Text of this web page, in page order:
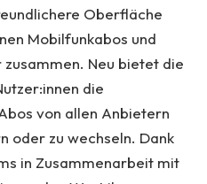
Oberfläche
Mobilfunkabos und
Neu bietet die
die
von allen Anbietern
oder zu wechseln. Dank
in Zusammenarbeit mit